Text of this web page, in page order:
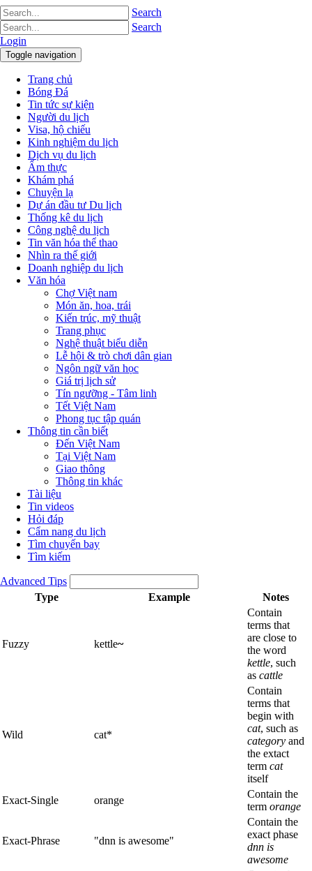
Search
Search
Login
Toggle navigation
Trang chủ
Bóng Đá
Tin tức sự kiện
Người du lịch
Visa, hộ chiếu
Kinh nghiệm du lịch
Dịch vụ du lịch
Ẩm thực
Khám phá
Chuyện lạ
Dự án đầu tư Du lịch
Thống kê du lịch
Công nghệ du lịch
Tin văn hóa thể thao
Nhìn ra thế giới
Doanh nghiệp du lịch
Văn hóa
Chợ Việt nam
Món ăn, hoa, trái
Kiến trúc, mỹ thuật
Trang phục
Nghệ thuật biểu diễn
Lễ hội & trò chơi dân gian
Ngôn ngữ văn học
Giá trị lịch sử
Tín ngưỡng - Tâm linh
Tết Việt Nam
Phong tục tập quán
Thông tin cần biết
Đến Việt Nam
Tại Việt Nam
Giao thông
Thông tin khác
Tài liệu
Tin videos
Hỏi đáp
Cẩm nang du lịch
Tìm chuyến bay
Tìm kiếm
Advanced Tips
Type
Example Notes
Fuzzy kettle~
Contain
terms that
are close to
the word
kettle, such
as cattle
Wild cat*
Contain
terms that
begin with
cat, such as
category and
the extact
term cat
itself
Exact-Single
orange
Contain the
term orange
Exact-Phrase "dnn is awesome"
Contain the
exact phase
dnn is
awesome